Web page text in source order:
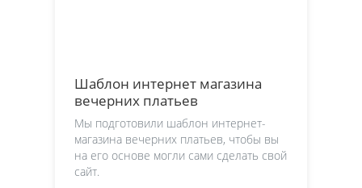
Шаблон интернет магазина
вечерних платьев
Мы подготовили шаблон интернет-
магазина вечерних платьев, чтобы вы
на его основе могли сами сделать свой
сайт.